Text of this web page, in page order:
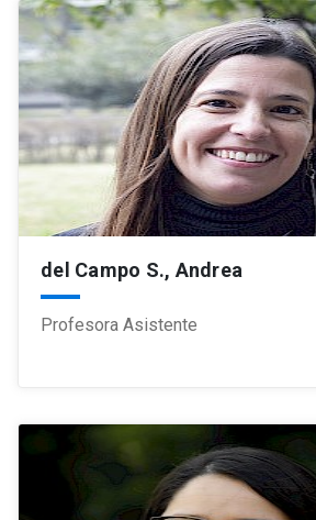
del Campo S., Andrea
Profesora Asistente